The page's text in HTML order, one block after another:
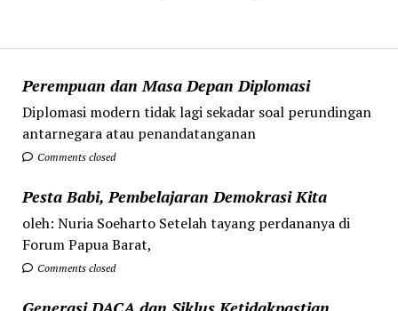
Perempuan dan Masa Depan Diplomasi
Diplomasi modern tidak lagi sekadar soal perundingan
antarnegara atau penandatanganan
Comments closed
Pesta Babi, Pembelajaran Demokrasi Kita
oleh: Nuria Soeharto Setelah tayang perdananya di
Forum Papua Barat,
Comments closed